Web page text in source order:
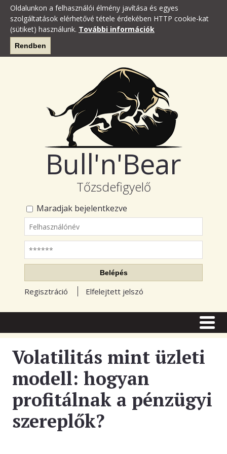
Oldalunkon a felhasználói élmény javítása és egyes
szolgáltatások elérhetővé tétele érdekében HTTP cookie-kat
(sütiket) használunk. További információk
Rendben
Bull'n'Bear
Tőzsdefigyelő
Maradjak bejelentkezve
Felhasználónév
Jelszó
Belépés
Regisztráció Elfelejtett jelszó
CIKKEK
TŐZSDE FÓRUM
TUDÁSTÁR
RSS OLVASÓ
Volatilitás mint üzleti
modell: hogyan
profitálnak a pénzügyi
szereplők?